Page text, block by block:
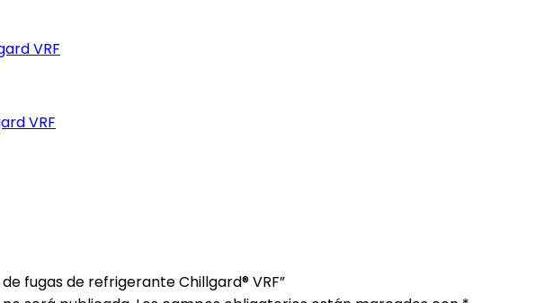
VRF
VRF
fugas de refrigerante Chillgard® VRF”